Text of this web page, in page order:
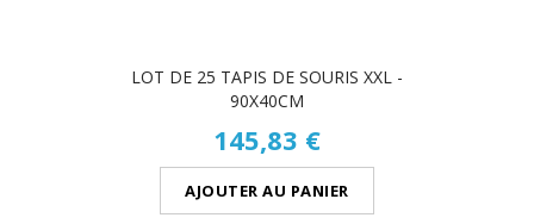
LOT DE 25 TAPIS DE SOURIS XXL -
90X40CM
145,83 €
AJOUTER AU PANIER